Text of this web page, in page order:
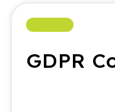
GDPR